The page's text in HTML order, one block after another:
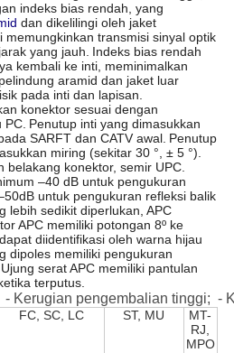
indeks bias rendah, yang
dan dikelilingi oleh jaket
memungkinkan transmisi sinyal optik
yang jauh. Indeks bias rendah
kembali ke inti, meminimalkan
aramid dan jaket luar
pada inti dan lapisan.
konektor sesuai dengan
PC. Penutup inti yang dimasukkan
SARFT dan CATV awal. Penutup
miring (sekitar 30 °, ± 5 °).
belakang konektor, semir UPC.
–40 dB untuk pengukuran
untuk pengukuran refleksi balik
lebih sedikit diperlukan, APC
APC memiliki potongan 8º ke
diidentifikasi oleh warna hijau
dipoles memiliki pengukuran
Ujung serat APC memiliki pantulan
terputus.
- Kerugian pengembalian tinggi; -
FC, SC, LC ST, MU
MT-
RJ,
MPO